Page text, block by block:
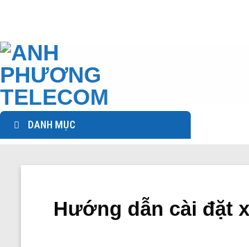
nội
dung
DANH MỤC
Hướng dẫn cài đặt